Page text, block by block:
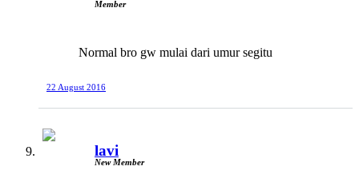
Member
Normal bro gw mulai dari umur segitu
22 August 2016
lavi
New Member